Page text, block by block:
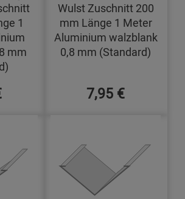
1
mm
Wulst Zuschnitt 200
mm Länge 1 Meter
Aluminium walzblank
0,8 mm (Standard)
7,95 €